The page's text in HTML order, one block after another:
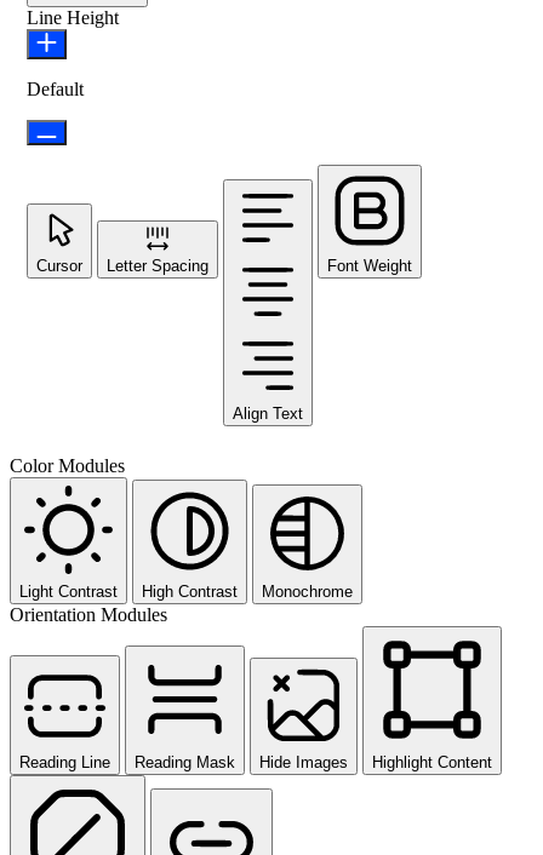
Line Height
Default
Cursor Letter Spacing
Align Text
Font Weight
Color Modules
Light Contrast High Contrast Monochrome
Orientation Modules
Reading Line Reading Mask Hide Images Highlight Content